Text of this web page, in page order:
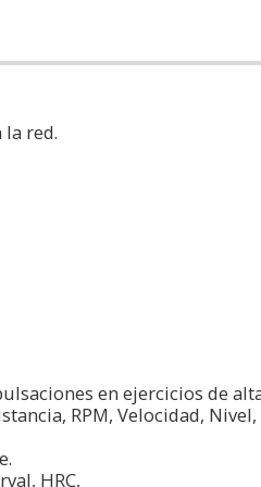
red.
en ejercicios de
RPM, Velocidad, Nivel,
HRC,